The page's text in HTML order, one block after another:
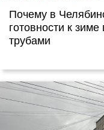
Почему в
готовности к
трубами